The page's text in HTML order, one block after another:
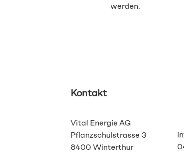
werden.
Kontakt
Vital Energie AG
Pflanzschulstrasse 3
8400 Winterthur